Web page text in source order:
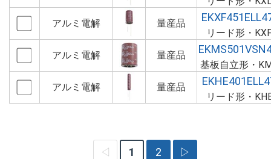
アルミ電解
量産品
リード形・
アルミ電解
量産品
基板自立形・
アルミ電解
量産品
リード形・
◁ 1 2 ▷